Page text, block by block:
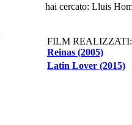
hai cercato: Lluis
FILM REALIZZATI:
Reinas (2005)
Latin Lover (2015)